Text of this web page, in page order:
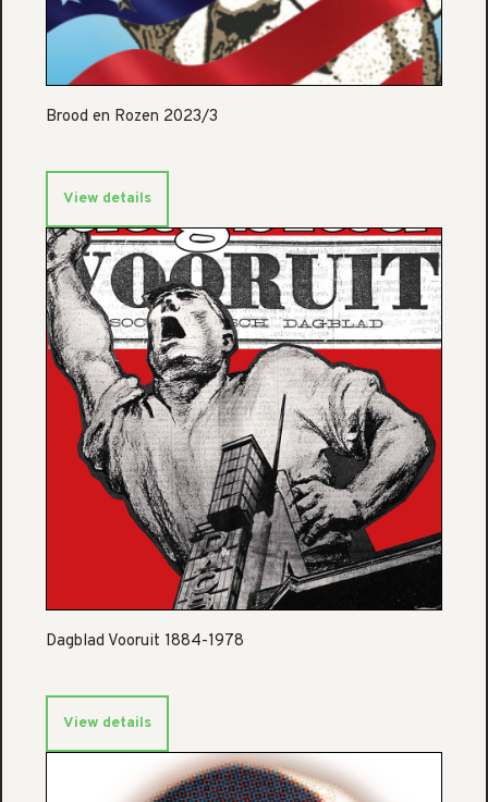
Brood en Rozen 2023/3
View details
Dagblad Vooruit 1884-1978
View details